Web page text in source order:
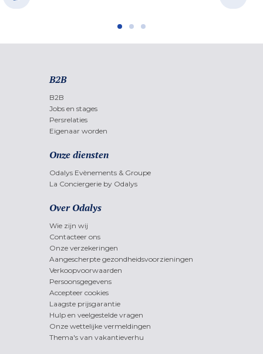
B2B
B2B
Jobs en stages
Persrelaties
Eigenaar worden
Onze diensten
Odalys Evènements & Groupe
La Conciergerie by Odalys
Over Odalys
Wie zijn wij
Contacteer ons
Onze verzekeringen
Aangescherpte gezondheidsvoorzieningen
Verkoopvoorwaarden
Persoonsgegevens
Accepteer cookies
Laagste prijsgarantie
Hulp en veelgestelde vragen
Onze wettelijke vermeldingen
Thema's van vakantieverhu